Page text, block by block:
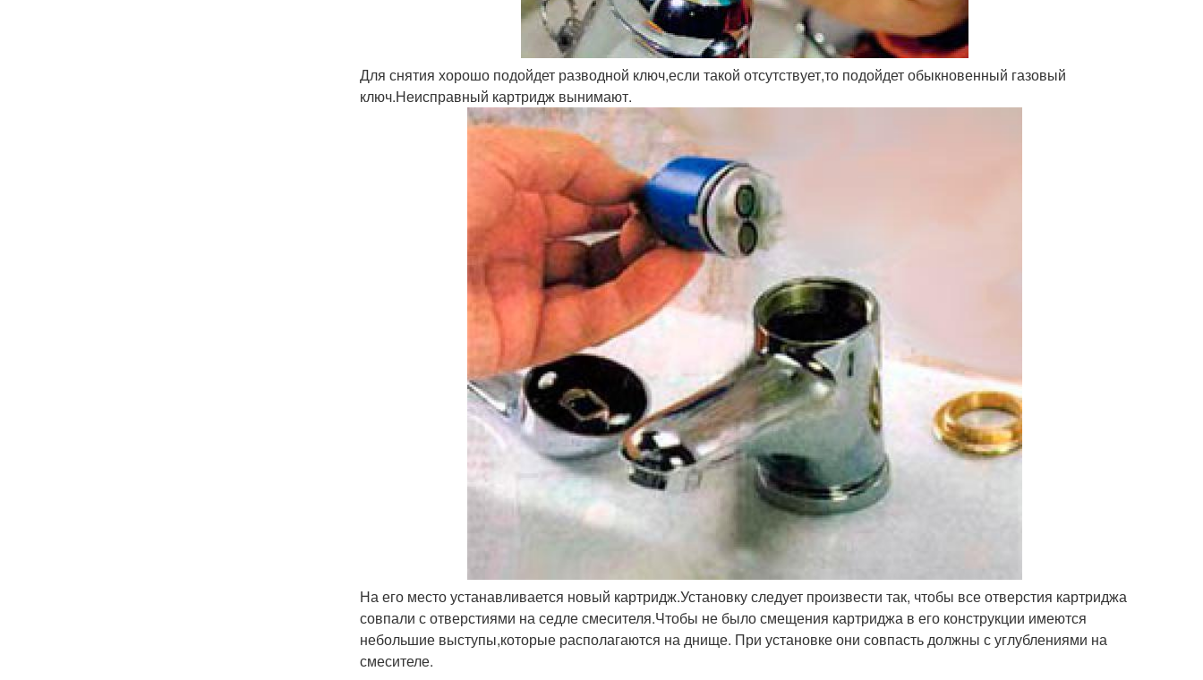
Для снятия хорошо подойдет разводной ключ,если такой отсутствует,то подойдет обыкновенный газовый
ключ.Неисправный картридж вынимают.
На его место устанавливается новый картридж.Установку следует произвести так, чтобы все отверстия картриджа
совпали с отверстиями на седле смесителя.Чтобы не было смещения картриджа в его конструкции имеются
небольшие выступы,которые располагаются на днище. При установке они совпасть должны с углублениями на
смесителе.